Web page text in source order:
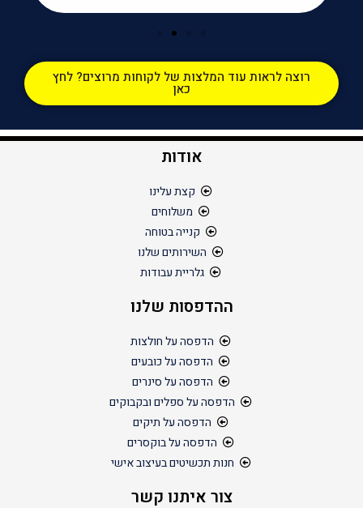
רוצה לראות עוד המלצות של לקוחות מרוצים? לחץ
כאן
אודות
קצת עלינו
משלוחים
קנייה בטוחה
השירותים שלנו
גלריית עבודות
ההדפסות שלנו
הדפסה על חולצות
הדפסה על כובעים
הדפסה על סינרים
הדפסה על ספלים ובקבוקים
הדפסה על תיקים
הדפסה על בוקסרים
חנות תכשיטים בעיצוב אישי
צור איתנו קשר